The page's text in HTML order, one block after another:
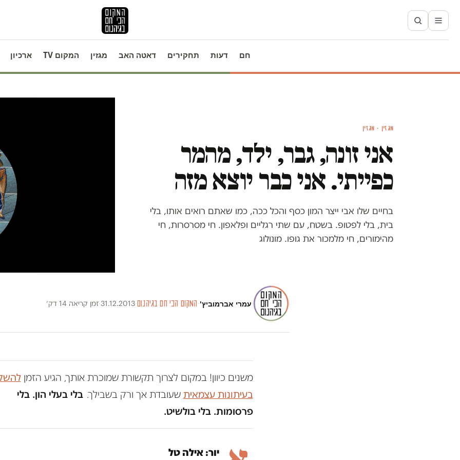
חם דעות תחקירים דאטה האב מגזין המקום TV ארכיון
מגזין · מגזין
אני זונה, גבר, ילד, מהמר
כפייתי. אני כבר יוצא מזה
בחיים שלו אבי ייצר המון כסף והכל ככה, כמו שאתם רואים אותו, בלי
בית, בלי לפטופ. בשטח, עם שתי רגליים ופלאפון. חי מסרסרות, חי
מהימורים, חי מלמכור את גופו. מונולוג
עמרי אברמוביץ'·המקום הכי חם בגיהנום·
31.12.2013
·זמן קריאה 14 דק׳
משנים כיוון! במקום לצרוך תקשורת שמוכרת אותך, הגיע הזמן
בעיתונות עצמאית שעובדת אך ורק בשבילך. בלי בעלי הון. בלי
פרסומות. בלי בולשיט.
יור: אילה טל